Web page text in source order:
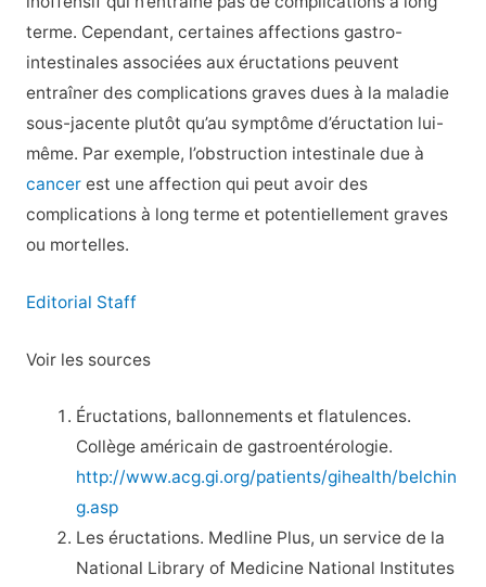
terme. Cependant, certaines affections gastro-
intestinales associées aux éructations peuvent
entraîner des complications graves dues à la maladie
sous-jacente plutôt qu’au symptôme d’éructation lui-
même. Par exemple, l’obstruction intestinale due à
cancerest une affection qui peut avoir des
complications à long terme et potentiellement graves
ou mortelles.
Editorial Staff
Voir les sources
Éructations, ballonnements et flatulences.
Collège américain de gastroentérologie.
http://www.acg.gi.org/patients/gihealth/belchin
g.asp
Les éructations. Medline Plus, un service de la
National Library of Medicine National Institutes